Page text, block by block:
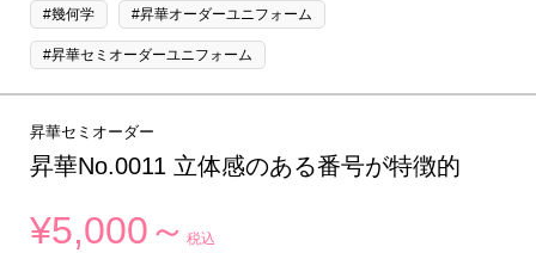
#幾何学 #昇華オーダーユニフォーム
#昇華セミオーダーユニフォーム
昇華セミオーダー
昇華No.0011 立体感のある番号が特徴的
¥5,000～税込